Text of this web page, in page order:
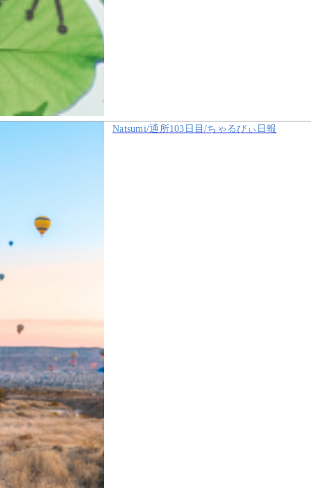
Natsumi/通所103日目/ちゃるびぃ日報